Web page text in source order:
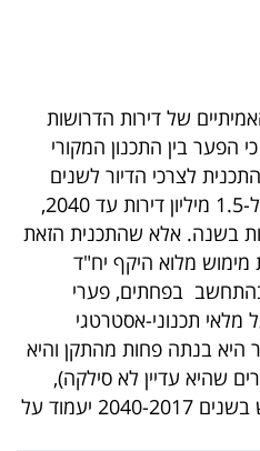
של דירות הדרושות
הפער בין התכנון המקורי
לצרכי הדיור לשנים
2017-2040, המדינה זקוקה ל-1.5 מיליון דירות עד 2040,
55 אלף דירות בשנה. אלא שהתכנית הזאת
מלוא היקף יח"ד
בפחתים, פערי
מלאי תכנוני-אסטרטגי
היא בנתה פחות מהתקן והיא
שהיא עדיין לא סילקה),
היקף התכנון המפורט הנדרש בשנים 2040-2017 יעמוד על